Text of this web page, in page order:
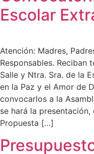
Escolar
Atención: Madres,
Responsables. Reciban
Salle y Ntra. Sra. de la
en la Paz y el Amor de
convocarlos a la
se hará la
Propuesta […]